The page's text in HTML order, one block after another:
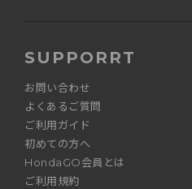
SUPPORRT
お問い合わせ
よくあるご質問
ご利用ガイド
初めての方へ
HondaGO会員とは
ご利用規約